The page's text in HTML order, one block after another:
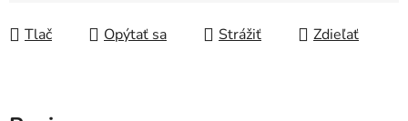
Tlač
Opýtať sa Strážiť Zdieľať